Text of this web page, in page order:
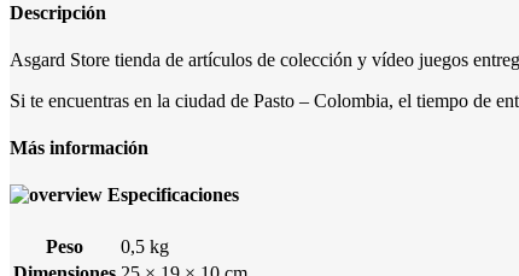
Descripción
Asgard Store tienda de artículos de colección y vídeo juegos
Si te encuentras en la ciudad de Pasto – Colombia, el tiempo de
Más información
Especificaciones
Peso
0,5 kg